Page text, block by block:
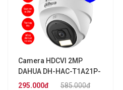
Camera HDCVI 2MP
DAHUA DH-HAC-T1A21P-
U-IL-A
585.000đ
295.000đ